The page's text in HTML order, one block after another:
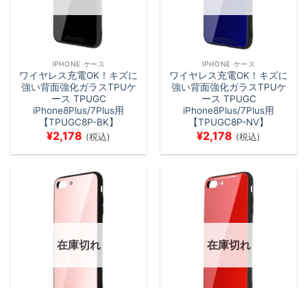
IPHONE ケース
ワイヤレス充電OK！キズに
強い背面強化ガラスTPUケ
ース TPUGC
iPhone8Plus/7Plus用
【TPUGC8P-BK】
¥2,178 (税込)
IPHONE ケース
ワイヤレス充電OK！キズに
強い背面強化ガラスTPUケ
ース TPUGC
iPhone8Plus/7Plus用
【TPUGC8P-NV】
¥2,178 (税込)
在庫切れ 在庫切れ